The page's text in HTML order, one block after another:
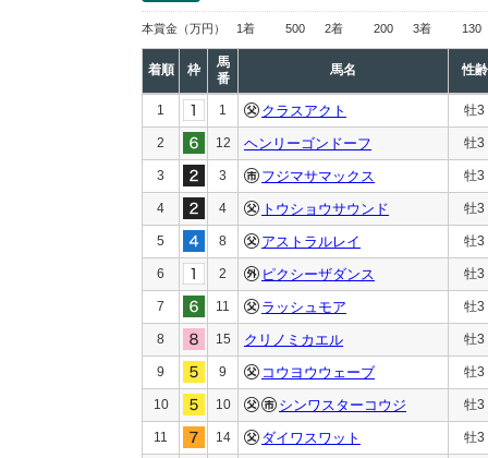
本賞金 （万円） 1着 500 2着 200 3着 130
着順 枠
馬
番
馬名 性齢
1 1 クラスアクト 牡3
2 12 ヘンリーゴンドーフ 牡3
3 3 フジマサマックス 牡3
4 4 トウショウサウンド 牡3
5 8 アストラルレイ 牡3
6 2 ピクシーザダンス 牡3
7 11 ラッシュモア 牡3
8 15 クリノミカエル 牡3
9 9 コウヨウウェーブ 牡3
10 10 シンワスターコウジ 牡3
11 14 ダイワスワット 牡3